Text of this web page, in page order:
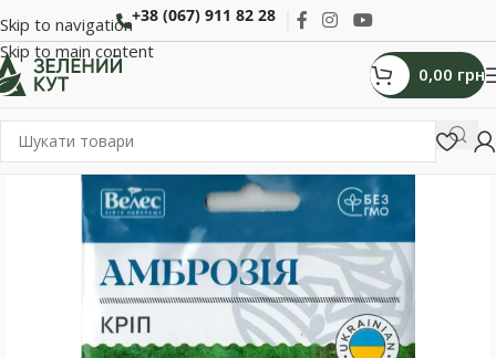
Skip to navigation
Skip to main content
+38 (067) 911 82 28
0,00 грн